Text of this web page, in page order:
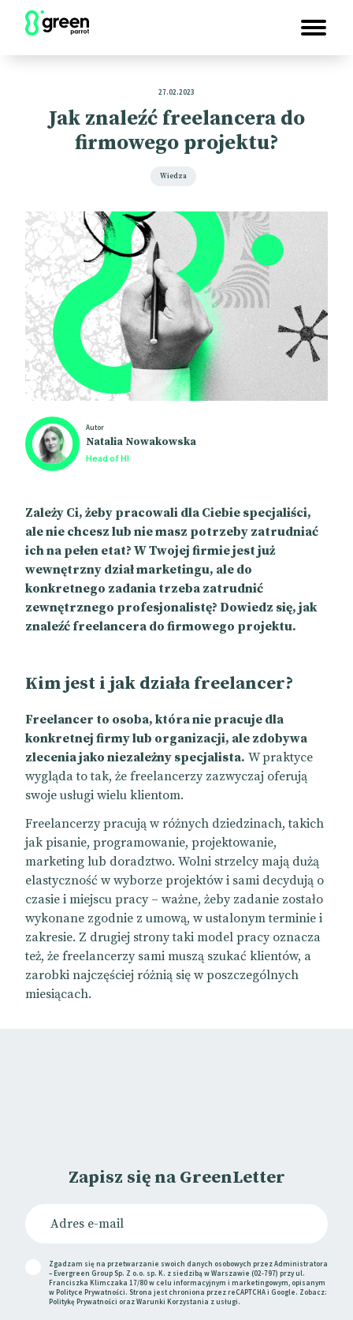
27.02.2023
Jak znaleźć freelancera do
firmowego projektu?
Wiedza
Autor
Natalia Nowakowska
Head of HI
Zależy Ci, żeby pracowali dla Ciebie specjaliści,
ale nie chcesz lub nie masz potrzeby zatrudniać
ich na pełen etat? W Twojej firmie jest już
wewnętrzny dział marketingu, ale do
konkretnego zadania trzeba zatrudnić
zewnętrznego profesjonalistę? Dowiedz się, jak
znaleźć freelancera do firmowego projektu.
Kim jest i jak działa freelancer?
Freelancer to osoba, która nie pracuje dla
konkretnej firmy lub organizacji, ale zdobywa
zlecenia jako niezależny specjalista. W praktyce
wygląda to tak, że freelancerzy zazwyczaj oferują
swoje usługi wielu klientom.
Freelancerzy pracują w różnych dziedzinach, takich
jak pisanie, programowanie, projektowanie,
marketing lub doradztwo. Wolni strzelcy mają dużą
elastyczność w wyborze projektów i sami decydują o
czasie i miejscu pracy – ważne, żeby zadanie zostało
wykonane zgodnie z umową, w ustalonym terminie i
zakresie. Z drugiej strony taki model pracy oznacza
też, że freelancerzy sami muszą szukać klientów, a
zarobki najczęściej różnią się w poszczególnych
miesiącach.
Zapisz się na GreenLetter
Zgadzam się na przetwarzanie swoich danych osobowych przez Administratora
– Evergreen Group Sp. Z o.o. sp. K. z siedzibą w Warszawie (02-797) przy ul.
Franciszka Klimczaka 17/80 w celu informacyjnym i marketingowym, opisanym
wPolityce Prywatności. Strona jest chroniona przez reCAPTCHA i Google. Zobacz:
Politykę Prywatności orazWarunki Korzystania z usługi.